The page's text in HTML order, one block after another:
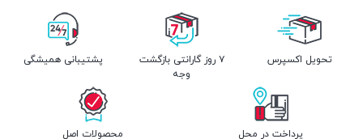
تحویل اکسپرس
۷ روز گارانتی بازگشت
وجه
پشتیبانی همیشگی
پرداخت در محل محصولات اصل